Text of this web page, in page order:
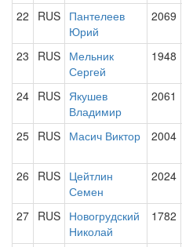
22 RUS Пантелеев
Юрий
2069
23 RUS Мельник
Сергей
1948
24 RUS Якушев
Владимир
2061
25 RUS Масич Виктор 2004
26 RUS Цейтлин
Семен
2024
27 RUS Новогрудский
Николай
1782